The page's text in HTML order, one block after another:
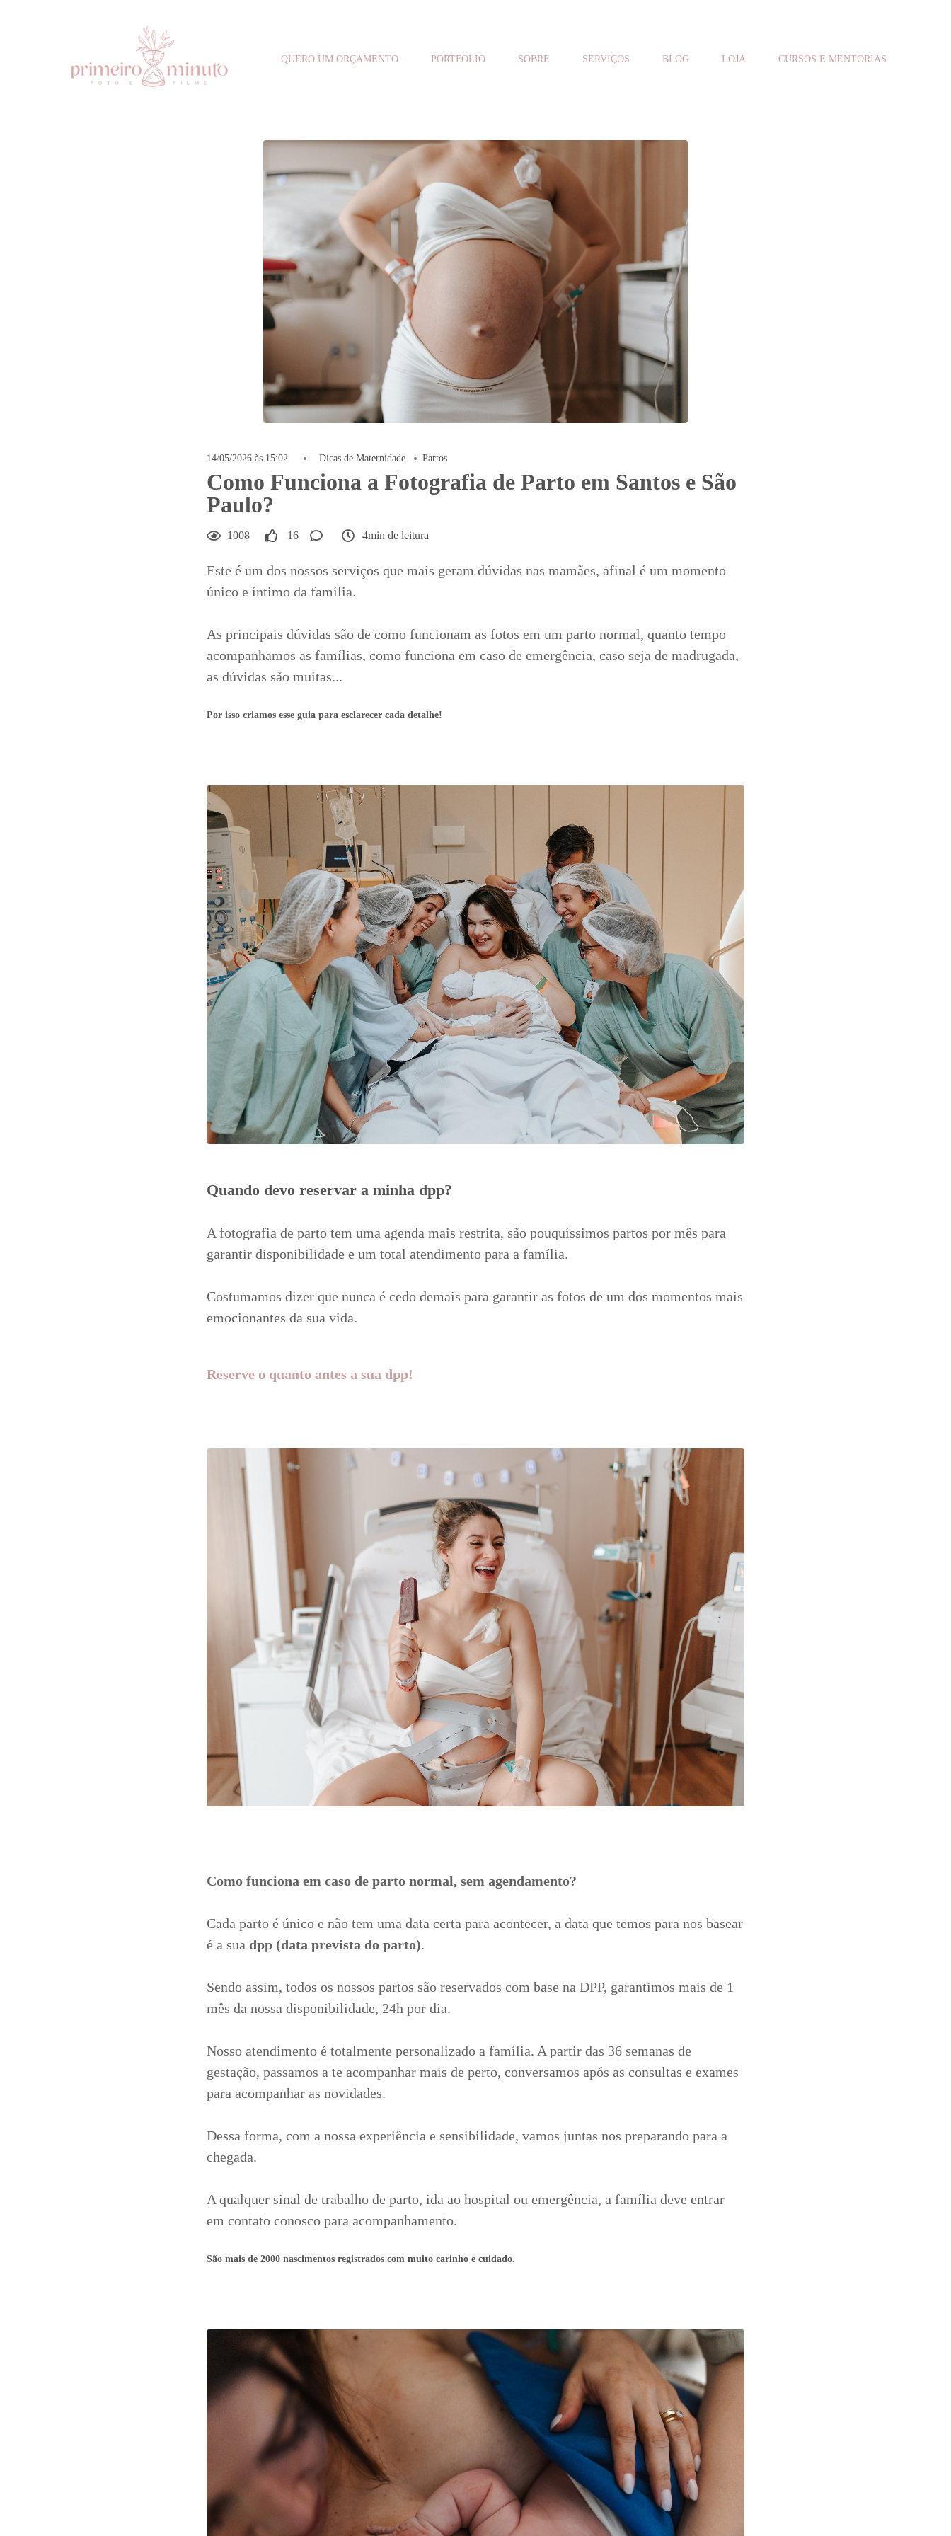
QUERO UM ORÇAMENTO PORTFOLIO SOBRE SERVIÇOS BLOG LOJA CURSOS E MENTORIAS
14/05/2026 às 15:02 Dicas de Maternidade Partos
Como Funciona a Fotografia de Parto em Santos e São
Paulo?
1008 16 4min de leitura
Este é um dos nossos serviços que mais geram dúvidas nas mamães, afinal é um momento
único e íntimo da família.
As principais dúvidas são de como funcionam as fotos em um parto normal, quanto tempo
acompanhamos as famílias, como funciona em caso de emergência, caso seja de madrugada,
as dúvidas são muitas...
Por isso criamos esse guia para esclarecer cada detalhe!
Quando devo reservar a minha dpp?
A fotografia de parto tem uma agenda mais restrita, são pouquíssimos partos por mês para
garantir disponibilidade e um total atendimento para a família.
Costumamos dizer que nunca é cedo demais para garantir as fotos de um dos momentos mais
emocionantes da sua vida.
Reserve o quanto antes a sua dpp!
Como funciona em caso de parto normal, sem agendamento?
Cada parto é único e não tem uma data certa para acontecer, a data que temos para nos basear
é a sua dpp (data prevista do parto).
Sendo assim, todos os nossos partos são reservados com base na DPP, garantimos mais de 1
mês da nossa disponibilidade, 24h por dia.
Nosso atendimento é totalmente personalizado a família. A partir das 36 semanas de
gestação, passamos a te acompanhar mais de perto, conversamos após as consultas e exames
para acompanhar as novidades.
Dessa forma, com a nossa experiência e sensibilidade, vamos juntas nos preparando para a
chegada.
A qualquer sinal de trabalho de parto, ida ao hospital ou emergência, a família deve entrar
em contato conosco para acompanhamento.
São mais de 2000 nascimentos registrados com muito carinho e cuidado.